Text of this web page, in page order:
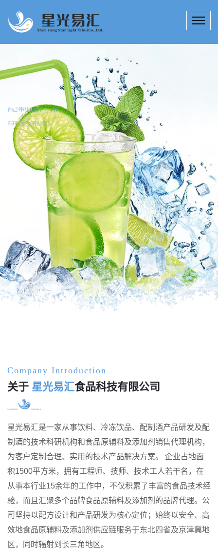
配制酒产品
研发流程
茂名饮料产品研发提供包括完整的配方、生产工艺以及原材料、设
备供应商等整套生产技术服务；按照实际生产情况建模调试小样，
终配制出可以成功生产并符合客户香气和口味要求的小样，保障客
户可以成功生产出产品。
饮料解决方案
Company Introduction
关于 星光易汇食品科技有限公司
星光易汇是一家从事饮料、冷冻饮品、配制酒产品研发及配
制酒的技术科研机构和食品原辅料及添加剂销售代理机构，
为客户定制合理、实用的技术产品解决方案。 企业占地面
积1500平方米，拥有工程师、技师、技术工人若干名，在
从事本行业15余年的工作中，不仅积累了丰富的食品技术经
验，而且汇聚多个品牌食品原辅料及添加剂的品牌代理。公
司坚持以配方设计和产品研发为核心定位；始终以安全、高
效地食品原辅料及添加剂供应链服务于东北四省及京津冀地
区，同时辐射到长三角地区。